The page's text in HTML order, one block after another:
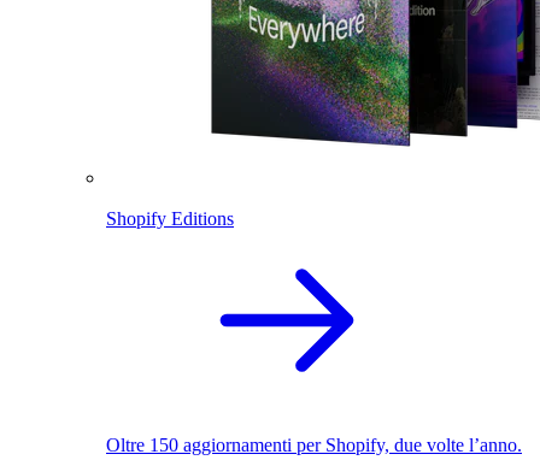
Shopify Editions
Oltre 150 aggiornamenti per Shopify, due volte l’anno.